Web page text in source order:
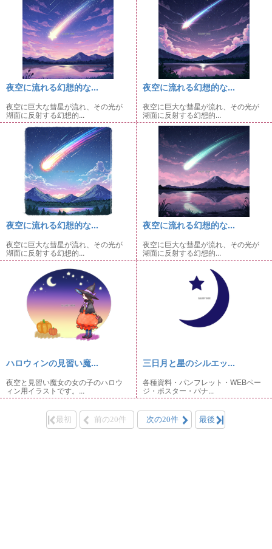
夜空に流れる幻想的な...
夜空に巨大な彗星が流れ、その光が
湖面に反射する幻想的...
夜空に流れる幻想的な...
夜空に巨大な彗星が流れ、その光が
湖面に反射する幻想的...
夜空に流れる幻想的な...
夜空に巨大な彗星が流れ、その光が
湖面に反射する幻想的...
夜空に流れる幻想的な...
夜空に巨大な彗星が流れ、その光が
湖面に反射する幻想的...
ハロウィンの見習い魔...
夜空と見習い魔女の女の子のハロウ
ィン用イラストです。...
三日月と星のシルエッ...
各種資料・パンフレット・WEBペー
ジ・ポスター・バナ...
最初 前の20件 次の20件 最後